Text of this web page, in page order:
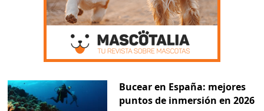
Bucear en España: mejores
puntos de inmersión en 2026